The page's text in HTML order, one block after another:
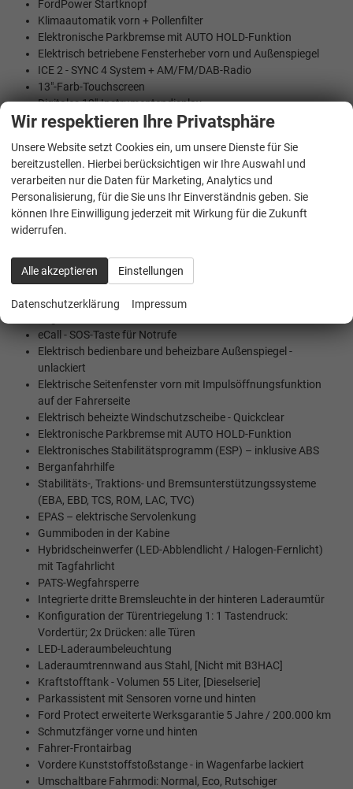
FordPower Startknopf
Klimaautomatik vorn + Pollenfilter
Elektronische Parkbremse mit AUTO HOLD-Funktion
Elektrisch betriebene Fensterheber vorn und Außenspiegel
ICE 2 - SYNC 4 System + AM/FM/DAB-Radio
13"-Farb-Touchscreen
Digitales 12"-Instrumentendisplay
Kabellose Verbindung für Apple CarPlay und Android Auto
4-fach verstellbarer Fahrersitz
Integrierte Radkappen (vollflächig)
TPMS – Aktives Reifendruckkontrollsystem
Akkumulator AGM H7, 75Ah, 710A
Auto-On-Scheinwerferfunktion + automatische
Drahtlose Verbindung für Apple CarPlay und Android Auto
Bluetooth, USB A + USB C, Lenkradsteuerung
Zentralverriegelung mit Fernbedienung
eCall - SOS-Taste für Notrufe
Elektrisch bedienbare und beheizbare Außenspiegel -
unlackiert
Elektrische Seitenfenster vorn mit Impulsöffnungsfunktion
auf der Fahrerseite
Elektrisch beheizte Windschutzscheibe - Quickclear
Elektronische Parkbremse mit AUTO HOLD-Funktion
Elektronisches Stabilitätsprogramm (ESP) – inklusive ABS
Berganfahrhilfe
Stabilitäts-, Traktions- und Bremsunterstützungssysteme
(EBA, EBD, TCS, ROM, LAC, TVC)
EPAS – elektrische Servolenkung
Gummiboden in der Kabine
Hybridscheinwerfer (LED-Abblendlicht / Halogen-Fernlicht)
mit Tagfahrlicht
PATS-Wegfahrsperre
Integrierte dritte Bremsleuchte in der hinteren Laderaumtür
Konfiguration der Türentriegelung 1: 1 Tastendruck:
Vordertür; 2x Drücken: alle Türen
LED-Laderaumbeleuchtung
Laderaumtrennwand aus Stahl, [Nicht mit B3HAC]
Kraftstofftank - Volumen 55 Liter, [Dieselserie]
Parkassistent mit Sensoren vorne und hinten
Ford Protect erweiterte Werksgarantie 5 Jahre / 200.000 km
Schmutzfänger vorne und hinten
Fahrer-Frontairbag
Vordere Kunststoffstoßstange - in Wagenfarbe lackiert
Umschaltbare Fahrmodi: Normal, Eco, Rutschiger
Wir respektieren Ihre Privatsphäre
Unsere Website setzt Cookies ein, um unsere Dienste für Sie
bereitzustellen. Hierbei berücksichtigen wir Ihre Auswahl und
verarbeiten nur die Daten für Marketing, Analytics und
Personalisierung, für die Sie uns Ihr Einverständnis geben. Sie
können Ihre Einwilligung jederzeit mit Wirkung für die Zukunft
widerrufen.
Alle akzeptieren Einstellungen
Datenschutzerklärung Impressum